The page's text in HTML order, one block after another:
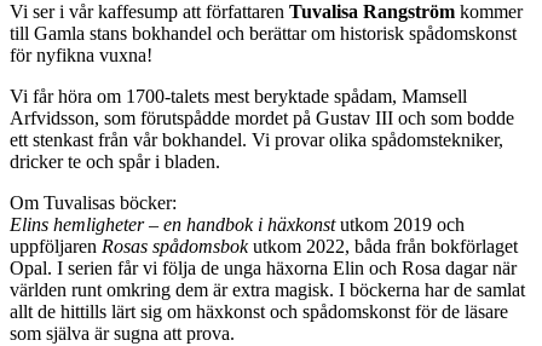
Vi ser i vår kaffesump att författaren Tuvalisa Rangström kommer
till Gamla stans bokhandel och berättar om historisk spådomskonst
för nyfikna vuxna!
Vi får höra om 1700-talets mest beryktade spådam, Mamsell
Arfvidsson, som förutspådde mordet på Gustav III och som bodde
ett stenkast från vår bokhandel. Vi provar olika spådomstekniker,
dricker te och spår i bladen.
Om Tuvalisas böcker:
Elins hemligheter – en handbok i häxkonstutkom 2019 och
uppföljaren Rosas spådomsbokutkom 2022, båda från bokförlaget
Opal. I serien får vi följa de unga häxorna Elin och Rosa dagar när
världen runt omkring dem är extra magisk. I böckerna har de samlat
allt de hittills lärt sig om häxkonst och spådomskonst för de läsare
som själva är sugna att prova.